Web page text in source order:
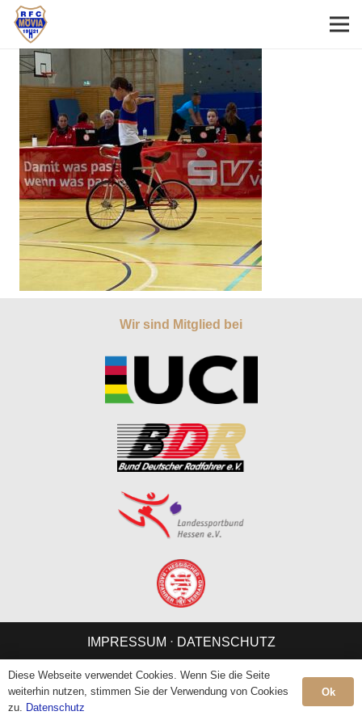
Wir sind Mitglied bei
IMPRESSUM ⋅ DATENSCHUTZ
Diese Webseite verwendet Cookies. Wenn Sie die Seite
weiterhin nutzen, stimmen Sie der Verwendung von Cookies
zu. Datenschutz
Ok